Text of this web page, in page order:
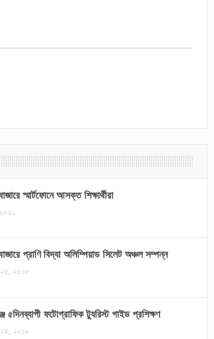
স্মার্টফোনে আসক্ত শিক্ষার্থীরা
প্রাণি বিদ্যা অলিম্পিয়াড সিলেট অঞ্চল সম্পন্ন
২০১৮
৫দিনব্যাপী ফটোগ্রাফিক ট্যুরিস্ট গাইড প্রশিক্ষণ
২০১৮